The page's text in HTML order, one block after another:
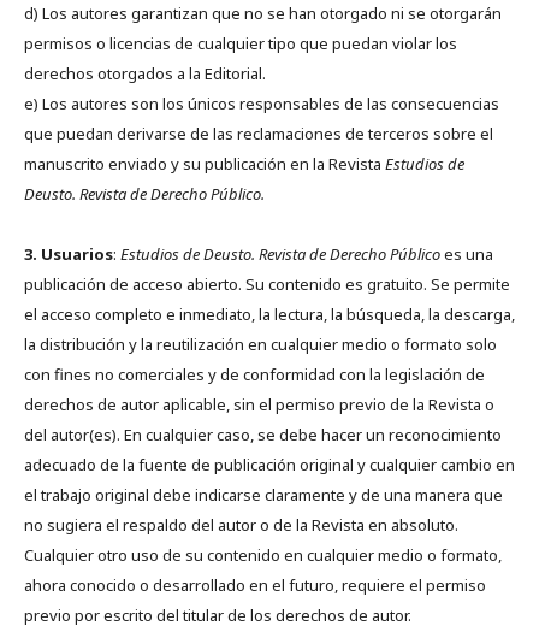
d) Los autores garantizan que no se han otorgado ni se otorgarán
permisos o licencias de cualquier tipo que puedan violar los
derechos otorgados a la Editorial.
e) Los autores son los únicos responsables de las consecuencias
que puedan derivarse de las reclamaciones de terceros sobre el
manuscrito enviado y su publicación en la Revista Estudios de
Deusto. Revista de Derecho Público.
3. Usuarios: Estudios de Deusto. Revista de Derecho Públicoes una
publicación de acceso abierto. Su contenido es gratuito. Se permite
el acceso completo e inmediato, la lectura, la búsqueda, la descarga,
la distribución y la reutilización en cualquier medio o formato solo
con fines no comerciales y de conformidad con la legislación de
derechos de autor aplicable, sin el permiso previo de la Revista o
del autor(es). En cualquier caso, se debe hacer un reconocimiento
adecuado de la fuente de publicación original y cualquier cambio en
el trabajo original debe indicarse claramente y de una manera que
no sugiera el respaldo del autor o de la Revista en absoluto.
Cualquier otro uso de su contenido en cualquier medio o formato,
ahora conocido o desarrollado en el futuro, requiere el permiso
previo por escrito del titular de los derechos de autor.